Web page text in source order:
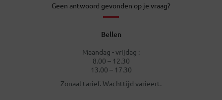
Geen antwoord gevonden op je vraag?
Bellen
Maandag - vrijdag :
8.00 – 12.30
13.00 – 17.30
Zonaal tarief. Wachttijd varieert.